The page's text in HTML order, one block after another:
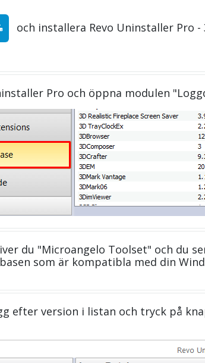
och installera Revo Uninstaller Pro
Pro och öppna modulen
du "Microangelo Toolset" och du
som är kompatibla med din
efter version i listan och tryck på